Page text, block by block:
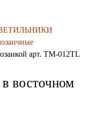
ПОСУДА
КОНТАКТЫ
арт. ТМ-012TL
восточном